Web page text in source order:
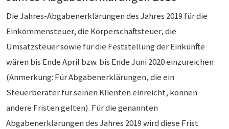
Die Jahres-Abgabenerklärungen des Jahres 2019 für die
Einkommensteuer, die Körperschaftsteuer, die
Umsatzsteuer sowie für die Feststellung der Einkünfte
wären bis Ende April bzw. bis Ende Juni 2020 einzureichen
(Anmerkung: Für Abgabenerklärungen, die ein
Steuerberater für seinen Klienten einreicht, können
andere Fristen gelten). Für die genannten
Abgabenerklärungen des Jahres 2019 wird diese Frist